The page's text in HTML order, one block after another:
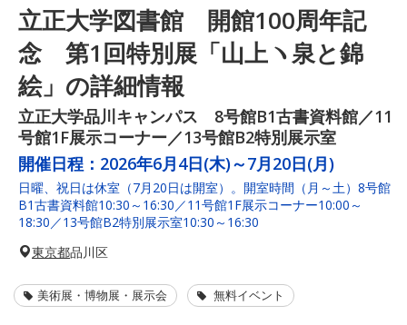
立正大学図書館 開館100周年記
念 第1回特別展「山上ヽ泉と錦
絵」の詳細情報
立正大学品川キャンパス 8号館B1古書資料館／11
号館1F展示コーナー／13号館B2特別展示室
開催日程： 2026年6月4日(木)～7月20日(月)
日曜、祝日は休室（7月20日は開室）。開室時間（月～土）8号館
B1古書資料館10:30～16:30／11号館1F展示コーナー10:00～
18:30／13号館B2特別展示室10:30～16:30
東京都品川区
美術展・博物展・展示会 無料イベント